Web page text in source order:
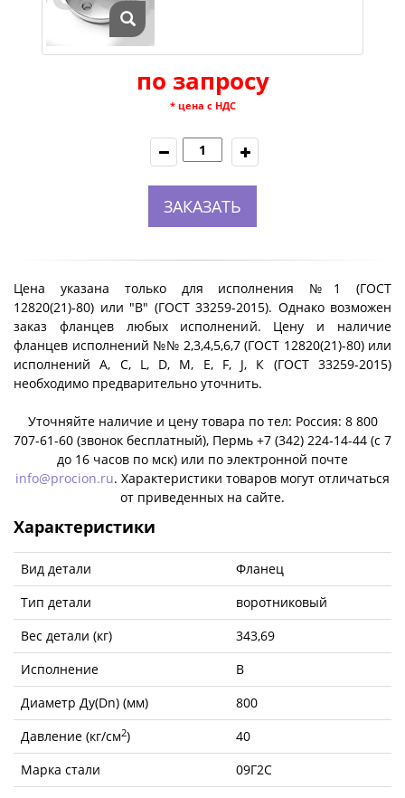
по запросу
* цена с НДС
ЗАКАЗАТЬ
Цена указана только для исполнения №1 (ГОСТ
12820(21)-80) или "B" (ГОСТ 33259-2015). Однако возможен
заказ фланцев любых исполнений. Цену и наличие
фланцев исполнений №№ 2,3,4,5,6,7 (ГОСТ 12820(21)-80) или
исполнений A, C, L, D, M, E, F, J, К (ГОСТ 33259-2015)
необходимо предварительно уточнить.
Уточняйте наличие и цену товара по тел: Россия: 8 800
707-61-60 (звонок бесплатный), Пермь +7 (342) 224-14-44 (c 7
до 16 часов по мск) или по электронной почте
info@procion.ru. Характеристики товаров могут отличаться
от приведенных на сайте.
Характеристики
Вид детали
Фланец
Тип детали
воротниковый
Вес детали (кг)
343,69
Исполнение
B
Диаметр Ду(Dn) (мм)
800
Давление (кг/см2)
40
Марка стали
09Г2С